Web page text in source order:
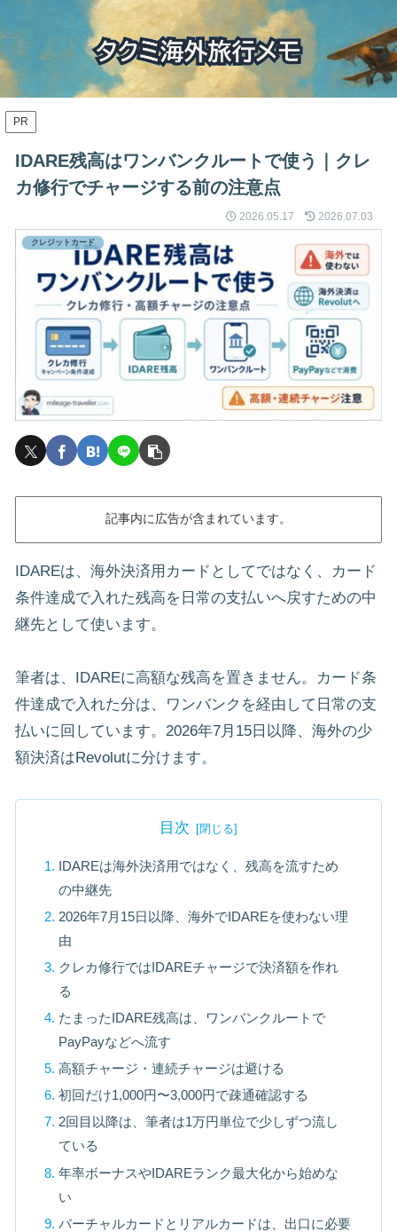
PR
IDARE残高はワンバンクルートで使う｜クレ
カ修行でチャージする前の注意点
2026.05.17 2026.07.03
クレジットカード
記事内に広告が含まれています。
IDAREは、海外決済用カードとしてではなく、カード
条件達成で入れた残高を日常の支払いへ戻すための中
継先として使います。
筆者は、IDAREに高額な残高を置きません。カード条
件達成で入れた分は、ワンバンクを経由して日常の支
払いに回しています。2026年7月15日以降、海外の少
額決済はRevolutに分けます。
目次
IDAREは海外決済用ではなく、残高を流すため
の中継先
2026年7月15日以降、海外でIDAREを使わない理
由
クレカ修行ではIDAREチャージで決済額を作れ
る
たまったIDARE残高は、ワンバンクルートで
PayPayなどへ流す
高額チャージ・連続チャージは避ける
初回だけ1,000円〜3,000円で疎通確認する
2回目以降は、筆者は1万円単位で少しずつ流し
ている
年率ボーナスやIDAREランク最大化から始めな
い
バーチャルカードとリアルカードは、出口に必要